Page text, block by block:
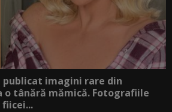
publicat imagini rare din
o tânără mămică. Fotografiile